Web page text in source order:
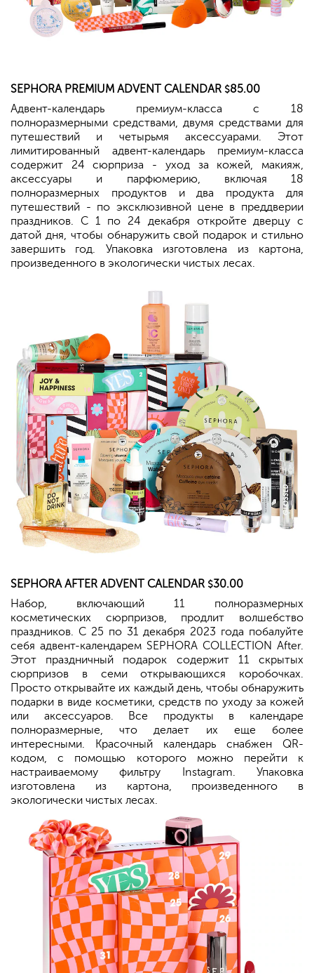
SEPHORA PREMIUM ADVENT CALENDAR $85.00
Адвент-календарь премиум-класса с 18
полноразмерными средствами, двумя средствами для
путешествий и четырьмя аксессуарами. Этот
лимитированный адвент-календарь премиум-класса
содержит 24 сюрприза - уход за кожей, макияж,
аксессуары и парфюмерию, включая 18
полноразмерных продуктов и два продукта для
путешествий - по эксклюзивной цене в преддверии
праздников. С 1 по 24 декабря откройте дверцу с
датой дня, чтобы обнаружить свой подарок и стильно
завершить год. Упаковка изготовлена из картона,
произведенного в экологически чистых лесах.
SEPHORAAFTER ADVENT CALENDAR $30.00
Набор, включающий 11 полноразмерных
косметических сюрпризов, продлит волшебство
праздников. С 25 по 31 декабря 2023 года побалуйте
себя адвент-календарем SEPHORA COLLECTION After.
Этот праздничный подарок содержит 11 скрытых
сюрпризов в семи открывающихся коробочках.
Просто открывайте их каждый день, чтобы обнаружить
подарки в виде косметики, средств по уходу за кожей
или аксессуаров. Все продукты в календаре
полноразмерные, что делает их еще более
интересными. Красочный календарь снабжен QR-
кодом, с помощью которого можно перейти к
настраиваемому фильтру Instagram. Упаковка
изготовлена из картона, произведенного в
экологически чистых лесах.